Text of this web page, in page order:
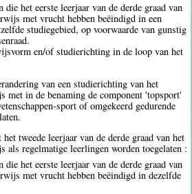
die het eerste leerjaar van de derde graad van
met vrucht hebben beëindigd in een
studiegebied, op voorwaarde van gunstig
en/of studierichting in de loop van het
van een studierichting van het
met in de benaming de component 'topsport'
sport of omgekeerd gedurende
tweede leerjaar van de derde graad van het
als regelmatige leerlingen worden toegelaten :
die het eerste leerjaar van de derde graad van
met vrucht hebben beëindigd in dezelfde